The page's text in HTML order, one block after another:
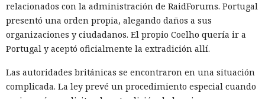
relacionados con la administración de RaidForums. Portugal
presentó una orden propia, alegando daños a sus
organizaciones y ciudadanos. El propio Coelho quería ir a
Portugal y aceptó oficialmente la extradición allí.
Las autoridades británicas se encontraron en una situación
complicada. La ley prevé un procedimiento especial cuando